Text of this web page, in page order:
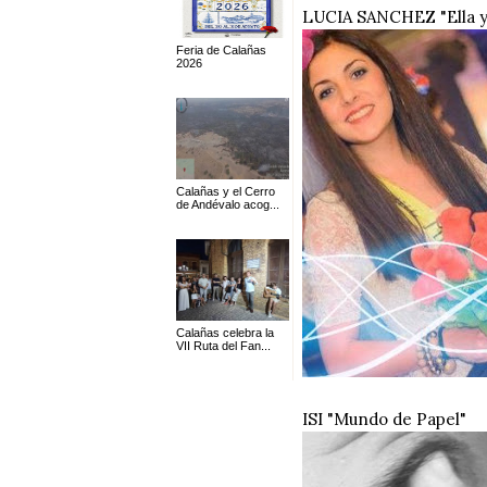
Feria de Calañas
2026
Calañas y el Cerro
de Andévalo acog...
Calañas celebra la
VII Ruta del Fan...
LUCIA SANCHEZ "Ella
ISI "Mundo de Papel"